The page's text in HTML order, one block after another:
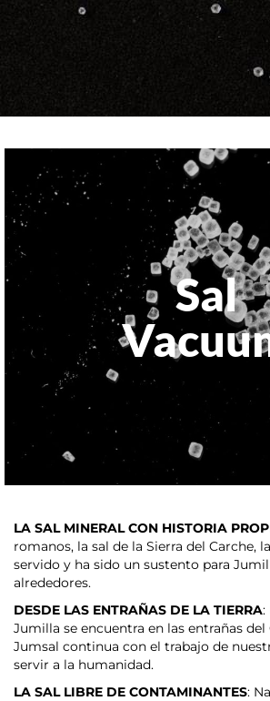
Sal
LA SAL MINERAL CON HISTORIA
romanos, la sal de la Sierra del Carche,
servido y ha sido un sustento para
alrededores.
DESDE LAS ENTRAÑAS DE LA TIERRA:
Jumilla se encuentra en las entrañas del
Jumsal continua con el trabajo de
servir a la humanidad.
LA SAL LIBRE DE CONTAMINANTES: